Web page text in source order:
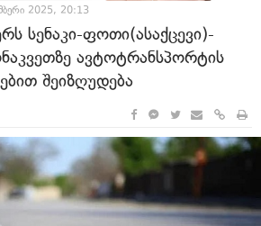
2025, 20:13
სენაკი-ფოთი(ასაქცევი)-
ავტოტრანსპორტის
შეიზღუდება